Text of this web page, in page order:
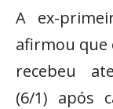
A ex-
afirmou que
recebeu
(6/1) após